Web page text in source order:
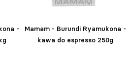
-
Mamam - Burundi Ryamukona -
kawa do espresso 250g